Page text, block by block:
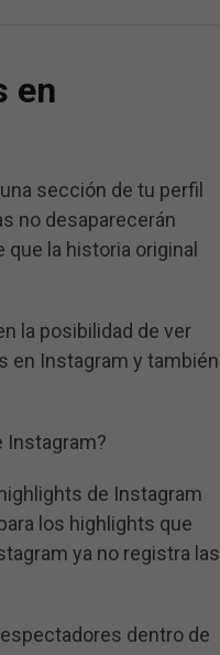
en
sección de tu perfil
no desaparecerán
la historia original
la posibilidad de ver
en Instagram y también
Instagram?
de Instagram
los highlights que
ya no registra las
dentro de